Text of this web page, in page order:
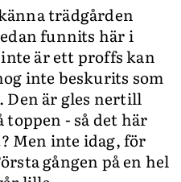
trädgården
funnits här i
inte är ett proffs kan
inte beskurits som
Den är gles nertill
- så det här
Men inte idag, för
gången på en hel